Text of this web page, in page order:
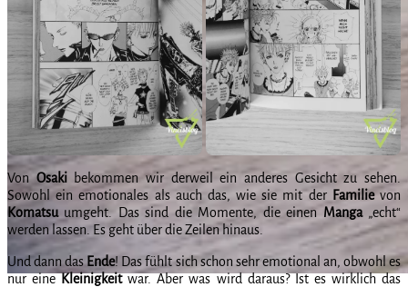
VonOsakibekommen wir derweil ein anderes Gesicht zu sehen.
Sowohl ein emotionales als auch das, wie sie mit der Familievon
Komatsuumgeht. Das sind die Momente, die einen Manga„echt“
werden lassen. Es geht über die Zeilen hinaus.
Und dann das Ende! Das fühlt sich schon sehr emotional an, obwohl es
nur eine Kleinigkeitwar. Aber was wird daraus? Ist es wirklich das